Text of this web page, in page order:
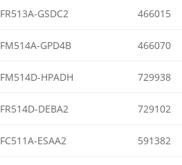
FR513A-GSDC2 466015
FM514A-GPD4B 466070
FM514D-HPADH 729938
FR514D-DEBA2 729102
FC511A-ESAA2 591382